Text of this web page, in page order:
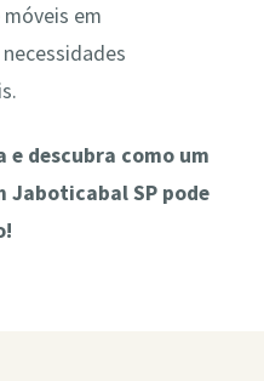
em
descubra como um
Jaboticabal SP pode